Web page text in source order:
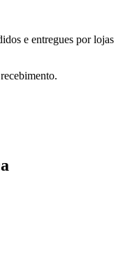
e entregues por lojas